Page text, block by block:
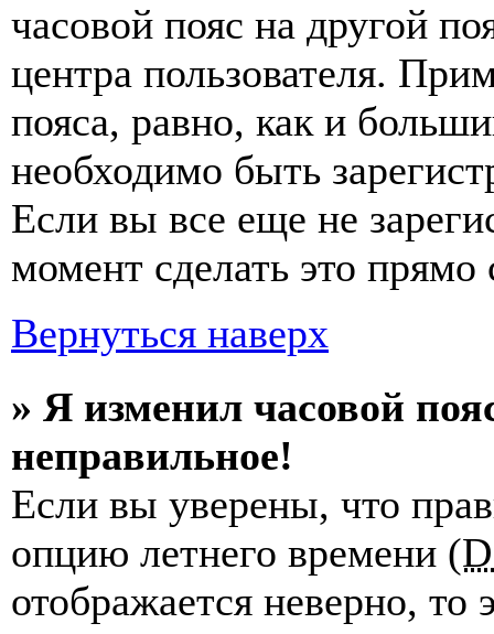
часовой пояс на другой
центра пользователя.
пояса, равно, как и
необходимо быть
Если вы все еще не
момент сделать это прямо
Вернуться наверх
» Я изменил часовой
неправильное!
Если вы уверены, что
опцию летнего времени (
отображается неверно, то